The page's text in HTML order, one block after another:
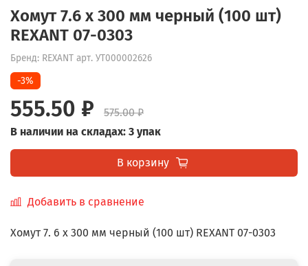
Хомут 7.6 х 300 мм черный (100 шт)
REXANT 07-0303
Бренд: REXANT арт. УТ000002626
-3%
555.50 ₽
575.00 ₽
В наличии на складах: 3 упак
В корзину
Добавить в сравнение
Хомут 7. 6 х 300 мм черный (100 шт) REXANT 07-0303